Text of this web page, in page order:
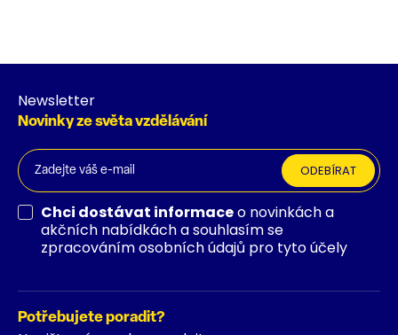
Newsletter
Novinky ze světa vzdělávání
ODEBÍRAT
Chci dostávat informaceo novinkách a
akčních nabídkách a souhlasím se
zpracováním osobních údajů pro tyto účely
Potřebujete poradit?